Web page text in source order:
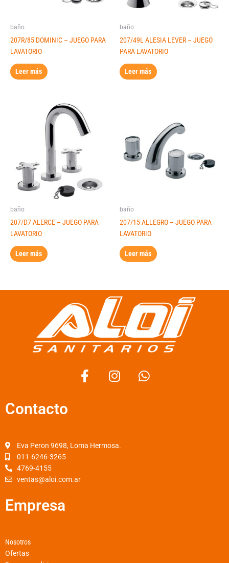
baño
207R/85 DOMINIC – JUEGO PARA
LAVATORIO
Leer más
baño
207/49L ALESIA LEVER – JUEGO
PARA LAVATORIO
Leer más
baño
207/D7 ALERCE – JUEGO PARA
LAVATORIO
Leer más
baño
207/15 ALLEGRO – JUEGO PARA
LAVATORIO
Leer más
F
a
o
I
n
r
W
h
Contacto
Eva Peron 9698, Loma Hermosa.
011-6246-3265
4769-4155
ventas@aloi.com.ar
Empresa
Nosotros
Ofertas